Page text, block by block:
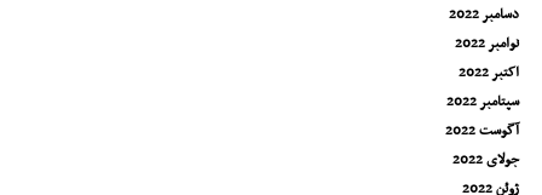
دسامبر 2022
نوامبر 2022
اکتبر 2022
سپتامبر 2022
آگوست 2022
جولای 2022
ژوئن 2022